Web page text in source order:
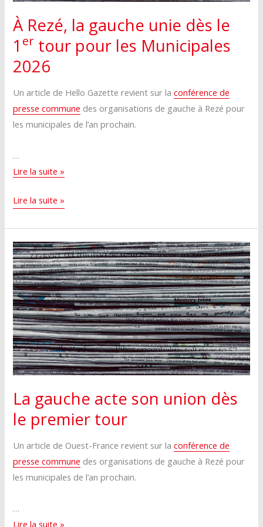
place
aux
partis
la
place
aux
partis
À Rezé, la gauche unie dès le
1 er tour pour les Municipales
2026
Un article de Hello Gazette revient sur laconférence de
presse commune des organisations de gauche à Rezé pour
les municipales de l’an prochain.
…
À
la
dès
le
1er
tour
pour
les
Municipales
2026
Lire la suite »
À
la
gauche
unie
dès
le
1er
tour
pour
les
Municipales
Lire la suite »
La gauche acte son union dès
le premier tour
Un article de Ouest-France revient sur laconférence de
presse commune des organisations de gauche à Rezé pour
les municipales de l’an prochain.
…
La
Lire la suite »